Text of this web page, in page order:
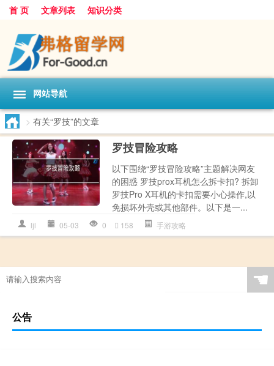
首 页 文章列表 知识分类
网站导航
> 有关“罗技”的文章
罗技冒险攻略
以下围绕“罗技冒险攻略”主题解决网友
的困惑 罗技prox耳机怎么拆卡扣? 拆卸
罗技Pro X耳机的卡扣需要小心操作,以
免损坏外壳或其他部件。以下是一...
ljl 05-03 0 158 手游攻略
☚
公告